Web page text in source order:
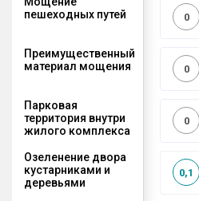
пешеходных путей
0
Преимущественный
материал мощения
0
Парковая
территория внутри
жилого комплекса
0
Озеленение двора
кустарниками и
деревьями
0,1